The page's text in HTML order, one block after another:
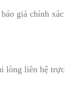
giá chính xác
lòng liên hệ trực